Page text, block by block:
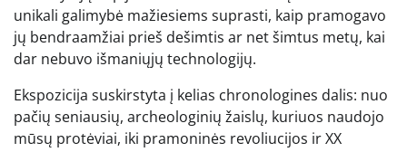
unikali galimybė mažiesiems suprasti, kaip pramogavo
jų bendraamžiai prieš dešimtis ar net šimtus metų, kai
dar nebuvo išmaniųjų technologijų.
Ekspozicija suskirstyta į kelias chronologines dalis: nuo
pačių seniausių, archeologinių žaislų, kuriuos naudojo
mūsų protėviai, iki pramoninės revoliucijos ir XX